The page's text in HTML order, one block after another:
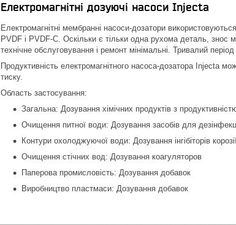
Електромагнітні дозуючі насоси Injecta
Електромагнітні мембранні насоси-дозатори
PVDF і PVDF-C. Оскільки є тільки одна рухома деталь, знос
технічне обслуговування і ремонт мінімальні. Тривалий
Продуктивність електромагнітного насоса-дозатора Injecta
тиску.
Область застосування:
Загальна: Дозування хімічних продуктів з
Очищення питної води: Дозування засобів для
Контури охолоджуючої води: Дозування інгібіторів
Очищення стічних вод: Дозування коагуляторов
Паперова промисловість: Дозування добавок
Виробництво пластмаси: Дозування добавок